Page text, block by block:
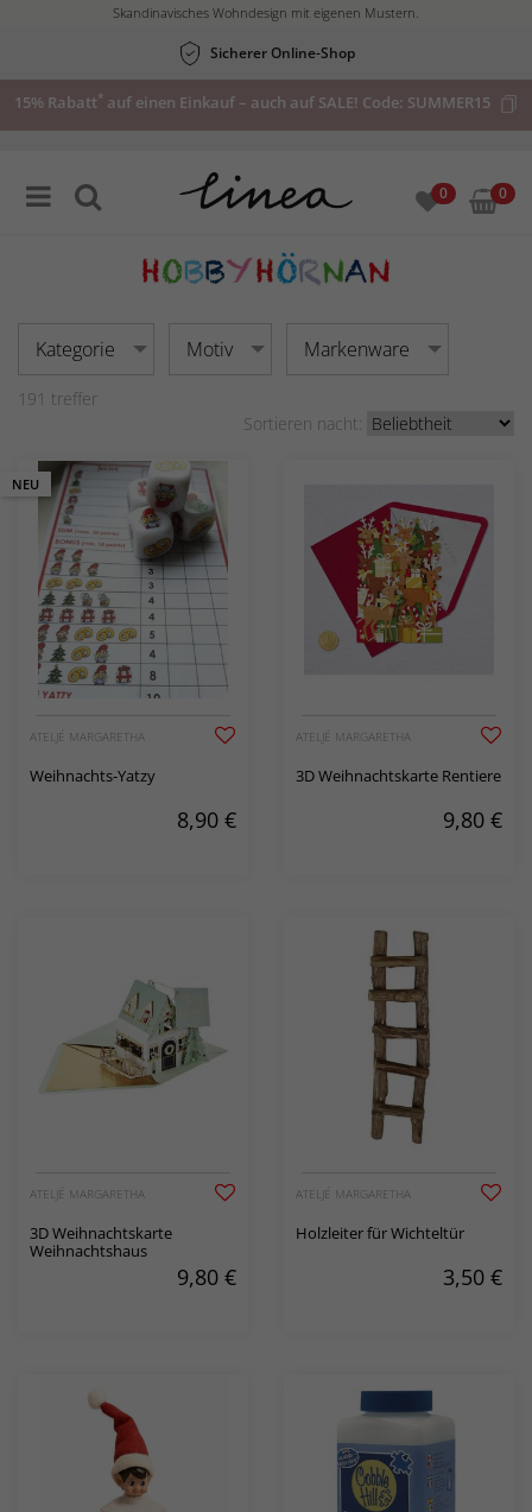
Skandinavisches Wohndesign mit eigenen Mustern.
Sicherer Online-Shop
15% Rabatt* auf einen Einkauf – auch auf SALE! Code: SUMMER15
0 0
Kategorie Motiv Markenware
191 treffer
Sortieren nacht:
NEU
ATELJÉ MARGARETHA
Weihnachts-Yatzy
8,90 €
ATELJÉ MARGARETHA
3D Weihnachtskarte Rentiere
9,80 €
ATELJÉ MARGARETHA
3D Weihnachtskarte
Weihnachtshaus
9,80 €
ATELJÉ MARGARETHA
Holzleiter für Wichteltür
3,50 €